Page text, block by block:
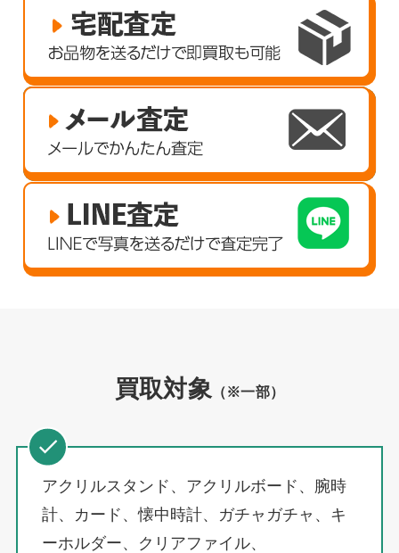
買取対象 （※一部）
アクリルスタンド、アクリルボード、腕時
計、カード、懐中時計、ガチャガチャ、キ
ーホルダー、クリアファイル、